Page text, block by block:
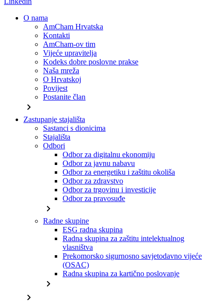
O nama
AmCham Hrvatska
Kontakti
AmCham-ov tim
Vijeće upravitelja
Kodeks dobre poslovne prakse
Naša mreža
O Hrvatskoj
Povijest
Postanite član
chevron_right
Zastupanje stajališta
Sastanci s dionicima
Stajališta
Odbori
Odbor za digitalnu ekonomiju
Odbor za javnu nabavu
Odbor za energetiku i zaštitu okoliša
Odbor za zdravstvo
Odbor za trgovinu i investicije
Odbor za pravosuđe
chevron_right
Radne skupine
ESG radna skupina
Radna skupina za zaštitu intelektualnog
vlasništva
Prekomorsko sigurnosno savjetodavno vijeće
(OSAC)
Radna skupina za kartično poslovanje
chevron_right
chevron_right